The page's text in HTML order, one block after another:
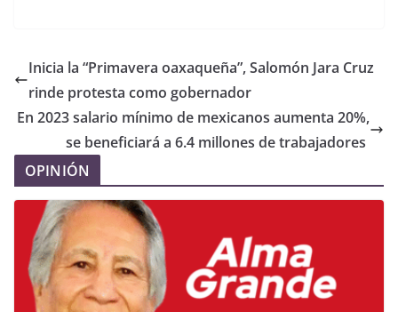
Inicia la “Primavera oaxaqueña”, Salomón Jara Cruz
rinde protesta como gobernador
En 2023 salario mínimo de mexicanos aumenta 20%,
se beneficiará a 6.4 millones de trabajadores
OPINIÓN